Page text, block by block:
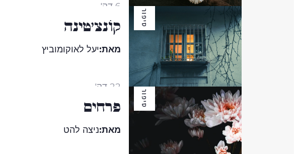
6 דק'
סיפור קוֹנְצֵ׳טִינָה
מאת:יעל לאוקומוביץ
22 דק'
סיפור פרחים
מאת:ניצה להט